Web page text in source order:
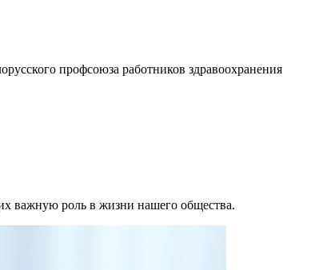
профсоюза работников здравоохранения
важную роль в жизни нашего общества.